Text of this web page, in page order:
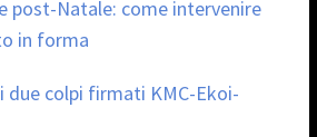
post-Natale: come intervenire
in forma
due colpi firmati KMC-Ekoi-